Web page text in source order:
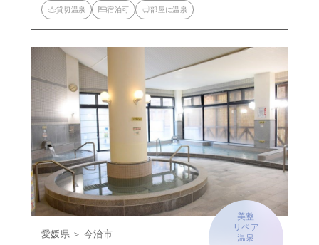
貸切温泉 宿泊可 部屋に温泉
美整
リペア
温泉
愛媛県 ＞ 今治市